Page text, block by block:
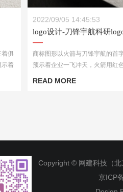
着俱
着
logo设计-刀锋宇航科研logo
2022/09/05 14:45:53
logo设计-刀锋宇航科研
商标图形以火箭与刀锋宇航的首
预示着企业一飞冲天，火箭用红
READ MORE
Copyright © 网建科技（北
京ICP